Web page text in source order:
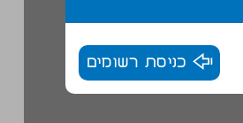
כניסת רשומים